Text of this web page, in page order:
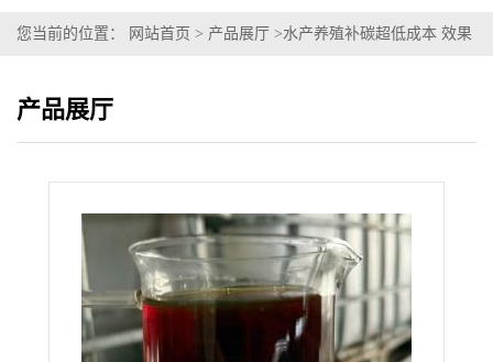
您当前的位置： 网站首页 > 产品展厅 >水产养殖补碳超低成本 效果
产品展厅